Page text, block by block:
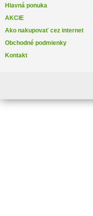
Hlavná ponuka
AKCIE
Ako nakupovať cez internet
Obchodné podmienky
Kontakt